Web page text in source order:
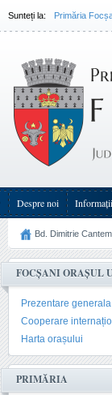
Sunteți la: Primăria
Despre noi
Bd. Dimitrie
FOCȘANI ORAȘUL
Prezentare generala
Cooperare
Harta orașului
PRIMĂRIA